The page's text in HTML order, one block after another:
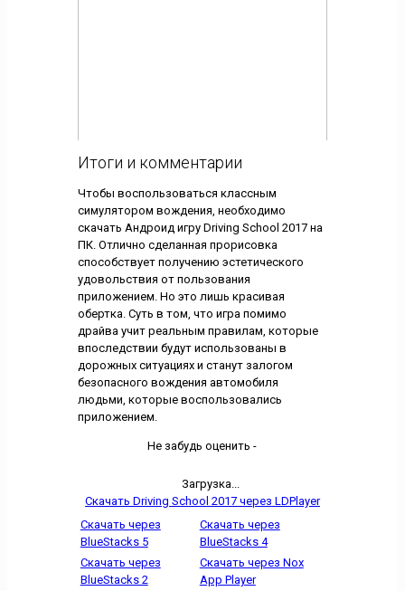
Итоги и комментарии
Чтобы воспользоваться классным
симулятором вождения, необходимо
скачать Андроид игру Driving School 2017 на
ПК. Отлично сделанная прорисовка
способствует получению эстетического
удовольствия от пользования
приложением. Но это лишь красивая
обертка. Суть в том, что игра помимо
драйва учит реальным правилам, которые
впоследствии будут использованы в
дорожных ситуациях и станут залогом
безопасного вождения автомобиля
людьми, которые воспользовались
приложением.
Не забудь оценить -
Загрузка...
Скачать Driving School 2017 через LDPlayer
Скачать через
BlueStacks 5
Скачать через
BlueStacks 4
Скачать через
BlueStacks 2
Скачать через Nox
App Player